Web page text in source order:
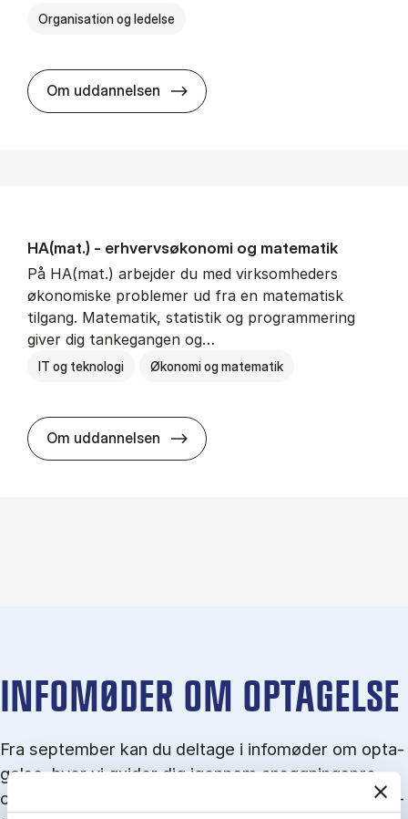
Organisation og ledelse
Om uddannelsen HA(it.) - erhvervs­økonomi og
HA(mat.) - erhvervs­økonomi og ma­te­ma­tik
På HA(mat.) arbejder du med virksomheders
økonomiske problemer ud fra en matematisk
tilgang. Matematik, statistik og programmering
giver dig tankegangen og…
IT og teknologi Økonomi og matematik
Om uddannelsen HA(mat.) - erhvervs­økonomi og
IN­FO­MØ­DER OM OP­TA­GEL­SE
Fra september kan du del­tage i in­fo­mø­der om op­ta­
gel­se, hvor vi gu­i­der dig igen­nem an­søg­nings­pro­
ces­sen, og for­tæl­ler om kvo­te 1 og 2, sprog- og ad­